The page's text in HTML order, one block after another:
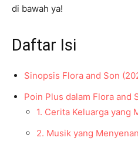
di bawah ya!
Daftar Isi
Sinopsis Flora and Son
Poin Plus dalam Flora and
1. Cerita Keluarga yang
2. Musik yang